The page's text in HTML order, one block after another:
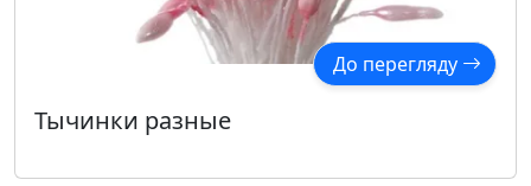
До перегляду
Тычинки разные